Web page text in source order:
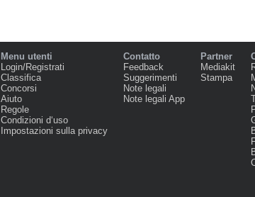
Menu utenti
Login/Registrati
Classifica
Concorsi
Aiuto
Regole
Condizioni d‘uso
Impostazioni sulla privacy
Contatto
Feedback
Suggerimenti
Note legali
Note legali App
Partner
Mediakit
Stampa